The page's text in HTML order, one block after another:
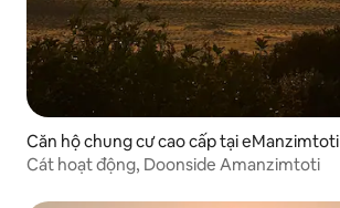
Căn hộ chung cư cao cấp tại eManzimtoti
Cát hoạt động, Doonside Amanzimtoti